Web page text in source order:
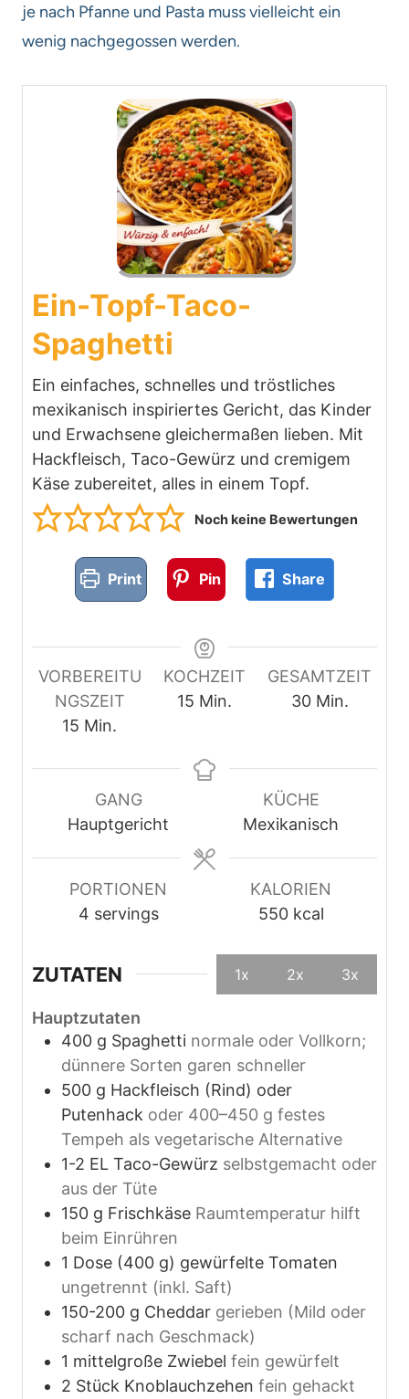
je nach Pfanne und Pasta muss vielleicht ein
wenig nachgegossen werden.
Ein-Topf-Taco-
Spaghetti
Ein einfaches, schnelles und tröstliches
mexikanisch inspiriertes Gericht, das Kinder
und Erwachsene gleichermaßen lieben. Mit
Hackfleisch, Taco-Gewürz und cremigem
Käse zubereitet, alles in einem Topf.
Noch keine Bewertungen
Print Pin Share
VORBEREITU
NGSZEIT
15 M
n
t
Min.
KOCHZEIT
15 M
u
n
Min.
GESAMTZEIT
30M
u
t
e
Min.
GANG
Hauptgericht
KÜCHE
Mexikanisch
PORTIONEN
4 servings
KALORIEN
550 kcal
ZUTATEN 1x 2x 3x
Hauptzutaten
400 g Spaghetti normale oder Vollkorn;
dünnere Sorten garen schneller
500 g Hackfleisch (Rind) oder
Putenhack oder 400–450 g festes
Tempeh als vegetarische Alternative
1-2 EL Taco-Gewürz selbstgemacht oder
aus der Tüte
150 g Frischkäse Raumtemperatur hilft
beim Einrühren
1 Dose (400 g) gewürfelte Tomaten
ungetrennt (inkl. Saft)
150-200 g Cheddar gerieben (Mild oder
scharf nach Geschmack)
1 mittelgroße Zwiebel fein gewürfelt
2 Stück Knoblauchzehen fein gehackt